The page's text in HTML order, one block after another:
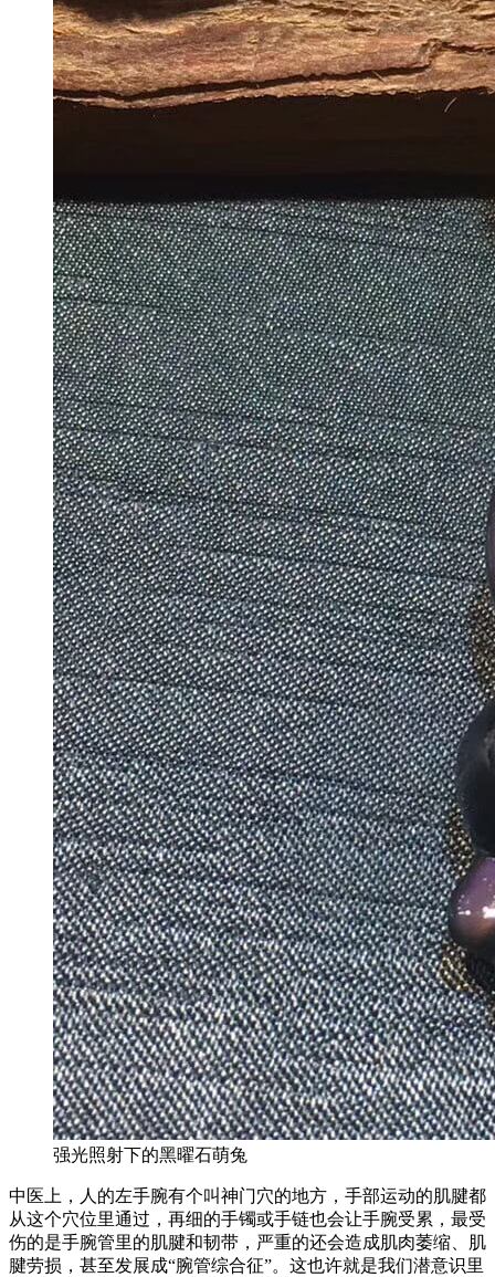
强光照射下的黑曜石萌兔
中医上，人的左手腕有个叫神门穴的地方，手部运动的肌腱都
从这个穴位里通过，再细的手镯或手链也会让手腕受累，最受
伤的是手腕管里的肌腱和韧带，严重的还会造成肌肉萎缩、肌
腱劳损，甚至发展成“腕管综合征”。这也许就是我们潜意识里